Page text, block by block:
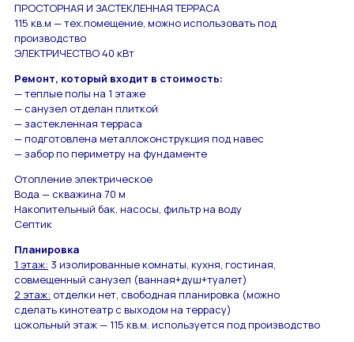
ПРОСТОРНАЯ И ЗАСТЕКЛЕННАЯ ТЕРРАСА
115 кв.м — тех.помещение, можно использовать под
производство
ЭЛЕКТРИЧЕСТВО 40 кВт
Ремонт, который входит в стоимость:
— теплые полы на 1 этаже
— санузел отделан плиткой
— застекленная терраса
— подготовлена металлоконструкция под навес
— забор по периметру на фундаменте
Отопление электрическое
Вода — скважина 70 м
Накопительный бак, насосы, фильтр на воду
Септик
Планировка
1 этаж: 3 изолированные комнаты, кухня, гостиная,
совмещенный санузел (ванная+душ+туалет)
2 этаж: отделки нет, свободная планировка (можно
сделать кинотеатр с выходом на террасу)
цокольный этаж — 115 кв.м. используется под производство